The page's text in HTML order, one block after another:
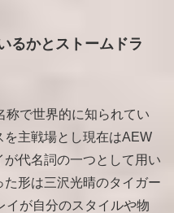
るかとストームドラ
称で世界的に知られてい
を主戦場とし現在はAEW
代名詞の一つとして用い
形は三沢光晴のタイガー
イが自分のスタイルや物